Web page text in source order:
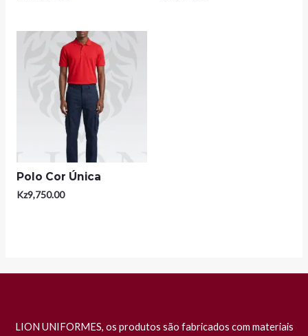
Polo Cor Única
Kz9,750.00
LION UNIFORMES, os produtos são fabricados com materiais